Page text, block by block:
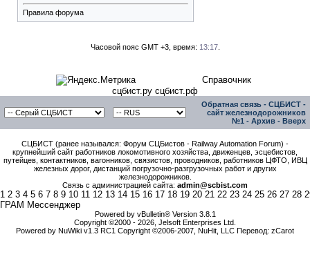
Правила форума
Часовой пояс GMT +3, время: 13:17.
Справочник
сцбист.ру сцбист.рф
Обратная связь - СЦБИСТ -
сайт железнодорожников
№1 - Архив - Вверх
СЦБИСТ (ранее назывался: Форум СЦБистов - Railway Automation Forum) -
крупнейший сайт работников локомотивного хозяйства, движенцев, эсцебистов,
путейцев, контактников, вагонников, связистов, проводников, работников ЦФТО, ИВЦ
железных дорог, дистанций погрузочно-разгрузочных работ и других
железнодорожников.
Связь с администрацией сайта: admin@scbist.com
1 2 3 4 5 6 7 8 9 10 11 12 13 14 15 16 17 18 19 20 21 22 23 24 25 26 27 28
ГРАМ Мессенджер
Powered by vBulletin® Version 3.8.1
Copyright ©2000 - 2026, Jelsoft Enterprises Ltd.
Powered by NuWiki v1.3 RC1 Copyright ©2006-2007, NuHit, LLC Перевод: zCarot